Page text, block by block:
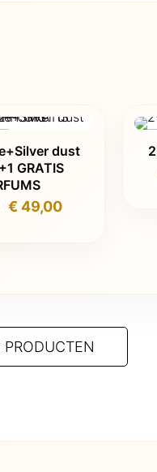
dust
GRATIS
Oorspronkelijke
was:
€49,00Huidige
is: